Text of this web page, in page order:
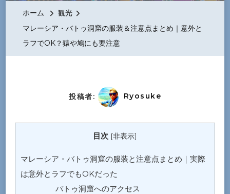
窟
服
装
＆
意
ホーム
観光
マレーシア・バトゥ洞窟の服装＆注意点まとめ｜意外と
ラフでOK？猿や鳩にも要注意
投稿者: Ryosuke
目次 [非表示]
マレーシア・バトゥ洞窟の服装と注意点まとめ｜実際
は意外とラフでもOKだった
バトゥ洞窟へのアクセス